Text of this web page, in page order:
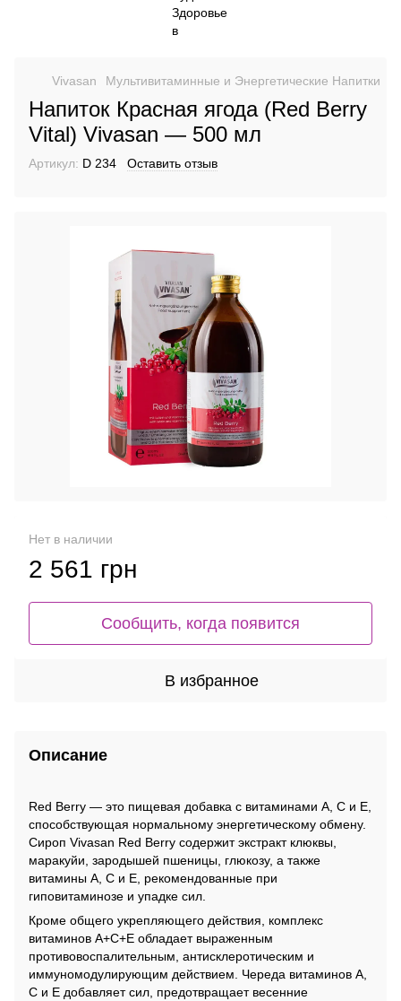
Vivasan Мультивитаминные и Энергетические Напитки
Напиток Красная ягода (Red Berry
Vital) Vivasan — 500 мл
Артикул: D 234 Оставить отзыв
Нет в наличии
2 561 грн
Сообщить, когда появится
В избранное
Описание
Red Berry — это пищевая добавка с витаминами A, C и E,
способствующая нормальному энергетическому обмену.
Сироп Vivasan Red Berry содержит экстракт клюквы,
маракуйи, зародышей пшеницы, глюкозу, а также
витамины A, C и E, рекомендованные при
гиповитаминозе и упадке сил.
Кроме общего укрепляющего действия, комплекс
витаминов A+C+E обладает выраженным
противовоспалительным, антисклеротическим и
иммуномодулирующим действием. Череда витаминов A,
C и E добавляет сил, предотвращает весенние